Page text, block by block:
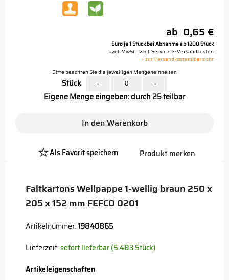
Faltkartons Wellpappe 1-wellig braun 250 x
205 x 152 mm FEFCO 0201
Artikelnummer:19840865
Lieferzeit:sofort lieferbar (5.483 Stück)
Artikeleigenschaften
ab 0,65 €
Euro je 1 Stück bei Abnahme ab 1200 Stück
zzgl. MwSt. | zzgl. Service- & Versandkosten
> zur Versandkostenübersicht
Bitte beachten Sie die jeweiligen Mengeneinheiten
Stück - +
Eigene Menge eingeben: durch 25 teilbar
In den Warenkorb
Als Favorit speichern
Platzhalter
Produkt merken